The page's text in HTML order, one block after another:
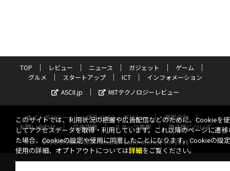
TOP レビュー ニュース ガジェット
ゲーム
グルメ
スタートアップ ICT
インフォメーション
ASCII.jp
MITテクノロジーレビュー
サイトポリシー プライバシーポリシー
運営会社
お問い合わせ
広告掲載 スタッフ募集
電子版について
©KADOKAWA ASCII Research Laboratories, Inc. 2026
このサイトでは、利用状況の把握や広告配信などのために、Cookieを
してアクセスデータを取得・利用しています。これ以降のページに遷移
た場合、Cookieの設定や使用に同意したことになります。Cookieの設
使用の詳細、オプトアウトについては詳細 をご覧ください。